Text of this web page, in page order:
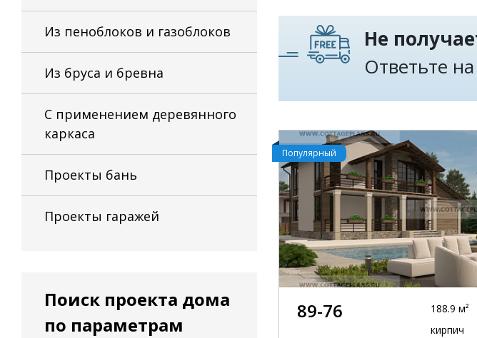
Из пеноблоков и газоблоков
Из бруса и бревна
С применением деревянного
каркаса
Проекты бань
Проекты гаражей
Поиск проекта дома
по параметрам
Не
Ответьте
Популярный
89-76
188.9 м²
кирпич